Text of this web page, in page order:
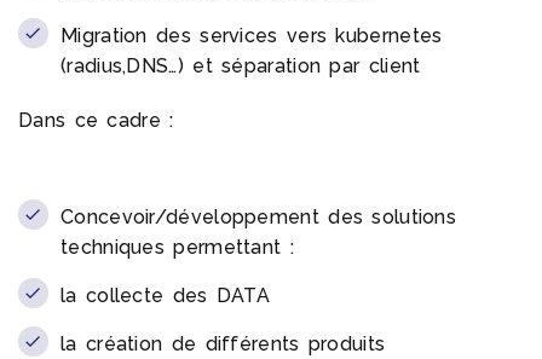
Migration des services vers kubernetes
(radius,DNS…) et séparation par client
Dans ce cadre :
Concevoir/développement des solutions
techniques permettant :
la collecte des DATA
la création de différents produits